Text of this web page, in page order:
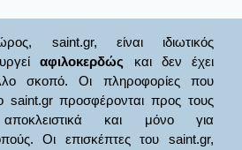
saint.gr, είναι ιδιωτικός
αφιλοκερδώς και δεν έχει
σκοπό. Οι πληροφορίες που
saint.gr προσφέρονται προς τους
και μόνο για
Οι επισκέπτες του saint.gr,